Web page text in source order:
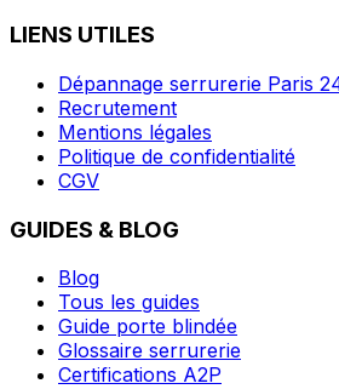
LIENS UTILES
Dépannage serrurerie Paris
Recrutement
Mentions légales
Politique de confidentialité
CGV
GUIDES & BLOG
Blog
Tous les guides
Guide porte blindée
Glossaire serrurerie
Certifications A2P